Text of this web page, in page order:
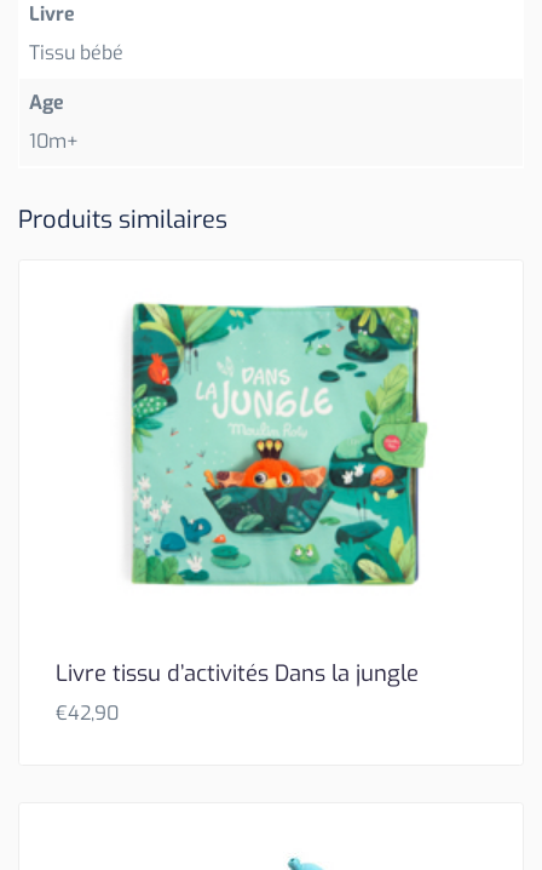
Livre
Tissu bébé
Age
10m+
Produits similaires
Livre tissu d’activités Dans la jungle
€42,90